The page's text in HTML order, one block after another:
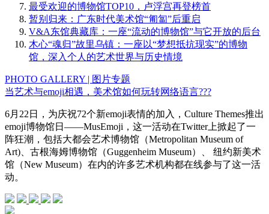
最受欢迎的博物馆TOP10，卢浮宫再登榜首
暂别归来：广东时代美术馆“匍匐”后重启
V&A东馆典藏库：一座“流动的博物馆”与它开放的后台
木心“魂归”故里乌镇：一座以“梦想抵抗现实”的博物
馆，深入个人的艺术世界与历史情境
PHOTO GALLERY | 图片专题
当艺术与emoji相遇，美术馆如何玩转网络语言???
6月22日，为庆祝72个新emoji表情的加入，Culture Themes推出
emoji博物馆日——MusEmoji，这一活动在Twitter上掀起了一
阵狂潮，包括大都会艺术博物馆（Metropolitan Museum of
Art)、古根海姆博物馆（Guggenheim Museum）、 纽约新美术
馆（New Museum）在内的许多艺术机构都在线参与了这一活
动。